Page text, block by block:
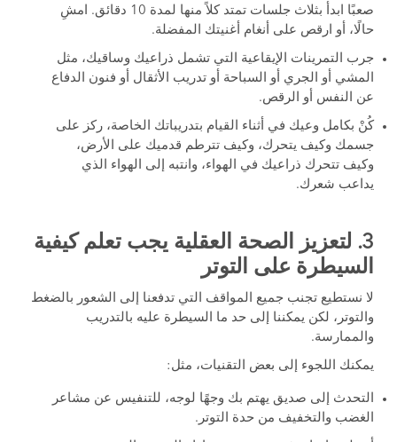
صعبًا ابدأ بثلاث جلسات تمتد كلاً منها لمدة 10 دقائق. امشِ
حالًا، أو ارقص على أنغام أغنيتك المفضلة.
جرب التمرينات الإيقاعية التي تشمل ذراعيك وساقيك، مثل
المشي أو الجري أو السباحة أو تدريب الأثقال أو فنون الدفاع
عن النفس أو الرقص.
كُنْ بكامل وعيك في أثناء القيام بتدريباتك الخاصة، ركز على
جسمك وكيف يتحرك، وكيف تترطم قدميك على الأرض،
وكيف تتحرك ذراعيك في الهواء، وانتبه إلى الهواء الذي
يداعب شعرك.
3. لتعزيز الصحة العقلية يجب تعلم كيفية
السيطرة على التوتر
لا نستطيع تجنب جميع المواقف التي تدفعنا إلى الشعور بالضغط
والتوتر، لكن يمكننا إلى حد ما السيطرة عليه بالتدريب
والممارسة.
يمكنك اللجوء إلى بعض التقنيات، مثل:
التحدث إلى صديق يهتم بك وجهًا لوجه، للتنفيس عن مشاعر
الغضب والتخفيف من حدة التوتر.